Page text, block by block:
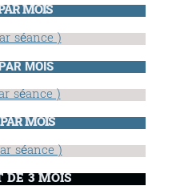
MOIS
séance )
MOIS
séance )
MOIS
séance )
DE 3 MOIS